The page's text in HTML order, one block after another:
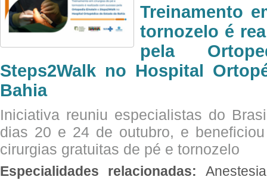
Treinamento
tornozelo é
pela
Steps2Walk no Hospital
Bahia
Iniciativa reuniu especialistas do
dias 20 e 24 de outubro, e
cirurgias gratuitas de pé e tornozelo
Especialidades relacionadas: